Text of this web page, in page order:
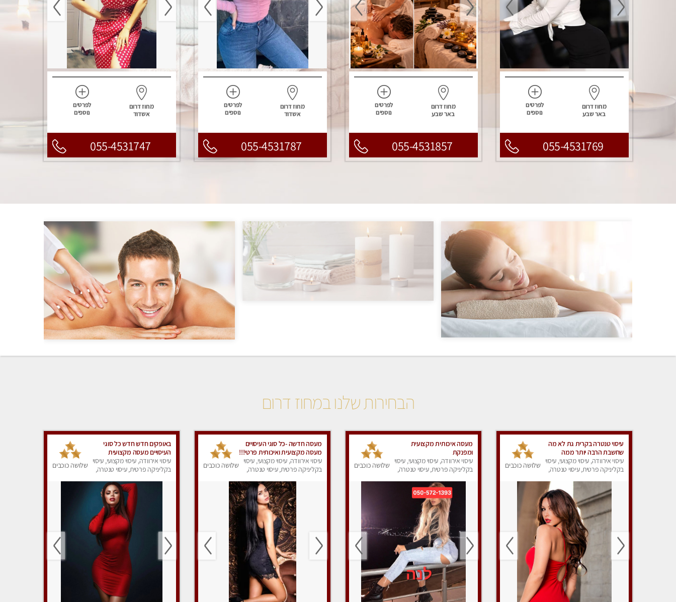
מחוז דרום
באר שבע
לפרטים
נוספים
055-4531769
מחוז דרום
באר שבע
לפרטים
נוספים
055-4531857
מחוז דרום
אשדוד
לפרטים
נוספים
055-4531787
מחוז דרום
אשדוד
לפרטים
נוספים
055-4531747
הבחירות שלנו במחוז דרום
עיסוי טנטרה בקרית גת לא מה
שחשבת הרבה יותר ממה
שדמיינת
עיסוי אירוודה, עיסוי מקצועי, עיסוי
בקליניקה פרטית, עיסוי טנטרה,
שלושה כוכבים
מעסה איכותית מקצועית
ומפנקת
עיסוי אירוודה, עיסוי מקצועי, עיסוי
בקליניקה פרטית, עיסוי טנטרה,
שלושה כוכבים
מעסה חדשה -כל סוגי העיסויים
מעסה מקצועית ואיכותית פרטי!!!
מומלץ לחלוטין!!
עיסוי אירוודה, עיסוי מקצועי, עיסוי
בקליניקה פרטית, עיסוי טנטרה,
שלושה כוכבים
באופקים חדש חדש כל סוגי
העיסויים מעסה מקצועית
ואיכותית פרטי!!!
עיסוי אירוודה, עיסוי מקצועי, עיסוי
בקליניקה פרטית, עיסוי טנטרה,
שלושה כוכבים